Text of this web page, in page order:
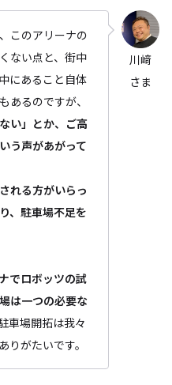
このアリーナの
ない点と、街中
にあること自体
あるのですが、
い」とか、ご高
う声があがって
れる方がいらっ
、駐車場不足を
でロボッツの試
は一つの必要な
車場開拓は我々
りがたいです。
川﨑
さま